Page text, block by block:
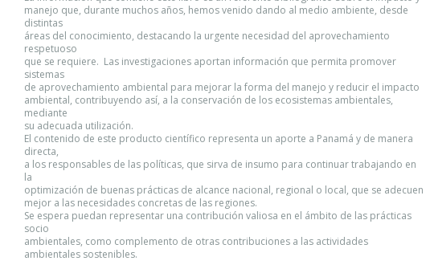
manejo que, durante muchos años, hemos venido dando al medio ambiente, desde
distintas
áreas del conocimiento, destacando la urgente necesidad del aprovechamiento
respetuoso
que se requiere. Las investigaciones aportan información que permita promover
sistemas
de aprovechamiento ambiental para mejorar la forma del manejo y reducir el impacto
ambiental, contribuyendo así, a la conservación de los ecosistemas ambientales,
mediante
su adecuada utilización.
El contenido de este producto científico representa un aporte a Panamá y de manera
directa,
a los responsables de las políticas, que sirva de insumo para continuar trabajando en
la
optimización de buenas prácticas de alcance nacional, regional o local, que se adecuen
mejor a las necesidades concretas de las regiones.
Se espera puedan representar una contribución valiosa en el ámbito de las prácticas
socio
ambientales, como complemento de otras contribuciones a las actividades
ambientales sostenibles.